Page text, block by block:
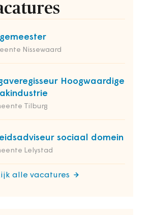
Nissewaard
Hoogwaardige
Tilburg
sociaal domein
Lelystad
alle vacatures